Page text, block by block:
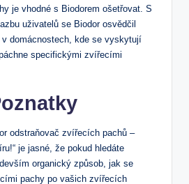
je vhodné s Biodorem ošetřovat. S
uživatelů se Biodor osvědčil
domácnostech, kde se vyskytují
specifickými zvířecími
odstraňovač zvířecích pachů –
je jasné, že pokud hledáte
organický způsob, jak se
pachy po vašich zvířecích